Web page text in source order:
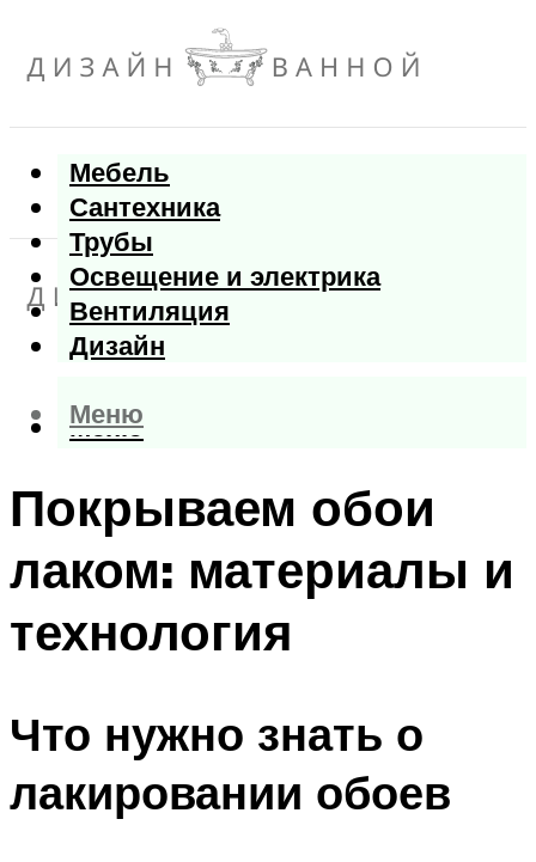
Мебель
Сантехника
Трубы
Освещение и электрика
Вентиляция
Дизайн
Меню
Меню
Покрываем обои
лаком: материалы и
технология
Что нужно знать о
лакировании обоев